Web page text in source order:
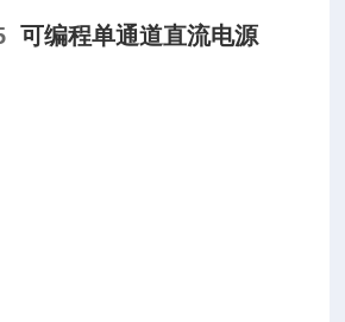
可编程单通道直流电源